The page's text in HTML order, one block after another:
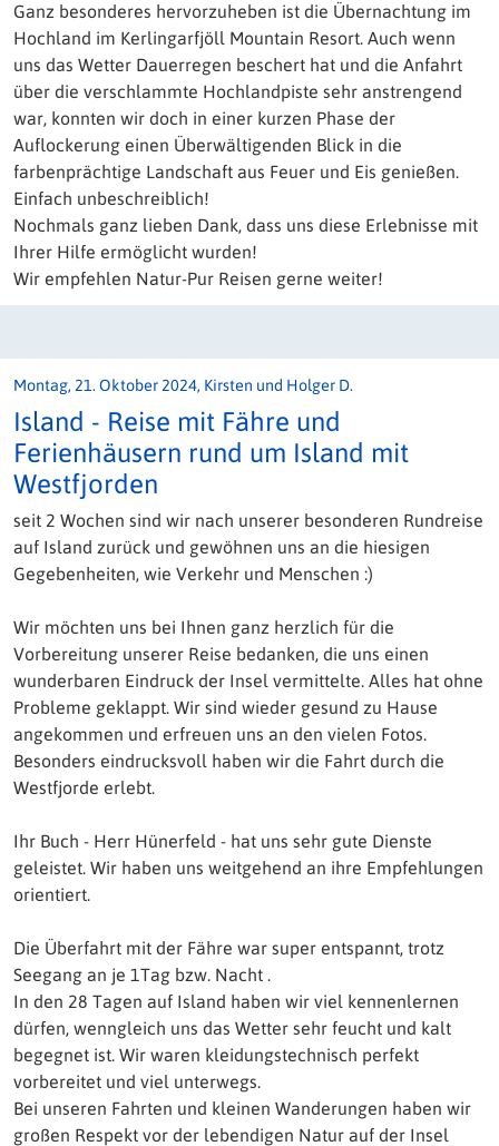
Ganz besonderes hervorzuheben ist die Übernachtung im
Hochland im Kerlingarfjöll Mountain Resort. Auch wenn
uns das Wetter Dauerregen beschert hat und die Anfahrt
über die verschlammte Hochlandpiste sehr anstrengend
war, konnten wir doch in einer kurzen Phase der
Auflockerung einen Überwältigenden Blick in die
farbenprächtige Landschaft aus Feuer und Eis genießen.
Einfach unbeschreiblich!
Nochmals ganz lieben Dank, dass uns diese Erlebnisse mit
Ihrer Hilfe ermöglicht wurden!
Wir empfehlen Natur-Pur Reisen gerne weiter!
Montag, 21. Oktober 2024, Kirsten und Holger D.
Island - Reise mit Fähre und
Ferienhäusern rund um Island mit
Westfjorden
seit 2 Wochen sind wir nach unserer besonderen Rundreise
auf Island zurück und gewöhnen uns an die hiesigen
Gegebenheiten, wie Verkehr und Menschen :)
Wir möchten uns bei Ihnen ganz herzlich für die
Vorbereitung unserer Reise bedanken, die uns einen
wunderbaren Eindruck der Insel vermittelte. Alles hat ohne
Probleme geklappt. Wir sind wieder gesund zu Hause
angekommen und erfreuen uns an den vielen Fotos.
Besonders eindrucksvoll haben wir die Fahrt durch die
Westfjorde erlebt.
Ihr Buch - Herr Hünerfeld - hat uns sehr gute Dienste
geleistet. Wir haben uns weitgehend an ihre Empfehlungen
orientiert.
Die Überfahrt mit der Fähre war super entspannt, trotz
Seegang an je 1Tag bzw. Nacht .
In den 28 Tagen auf Island haben wir viel kennenlernen
dürfen, wenngleich uns das Wetter sehr feucht und kalt
begegnet ist. Wir waren kleidungstechnisch perfekt
vorbereitet und viel unterwegs.
Bei unseren Fahrten und kleinen Wanderungen haben wir
großen Respekt vor der lebendigen Natur auf der Insel